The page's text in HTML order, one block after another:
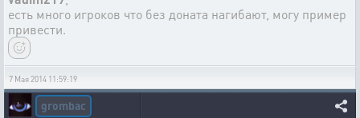
есть много игроков что без доната нагибают, могу пример
привести.
7 Мая 2014 11:59:19
grombac